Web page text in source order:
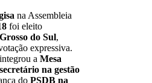
na Assembleia
foi eleito
do Sul,
expressiva.
integrou a Mesa
na gestão
do PSDB na